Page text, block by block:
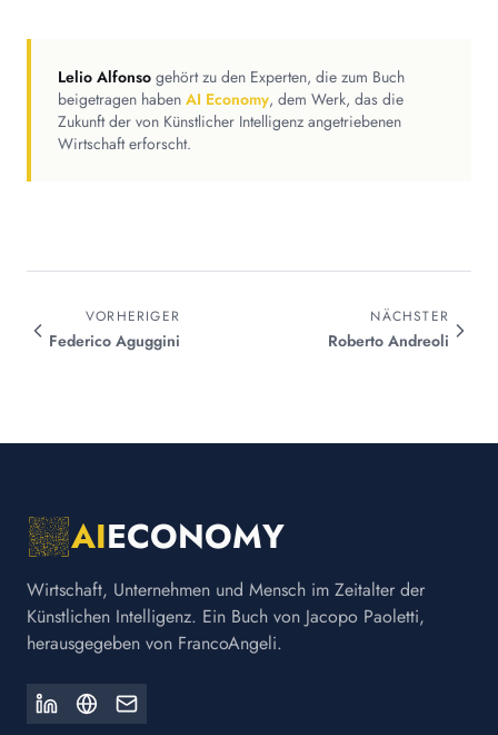
Lelio Alfonso gehört zu den Experten, die zum Buch
beigetragen haben AI Economy, dem Werk, das die
Zukunft der von Künstlicher Intelligenz angetriebenen
Wirtschaft erforscht.
VORHERIGER
Federico Aguggini
NÄCHSTER
Roberto Andreoli
AIECONOMY
Wirtschaft, Unternehmen und Mensch im Zeitalter der
Künstlichen Intelligenz. Ein Buch von Jacopo Paoletti,
herausgegeben von FrancoAngeli.